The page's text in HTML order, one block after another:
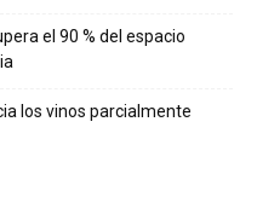
el 90 % del espacio
los vinos parcialmente